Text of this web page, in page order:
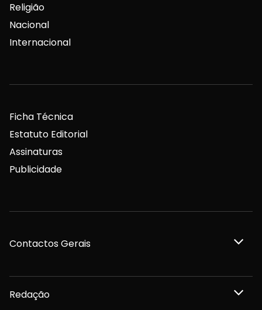
Religião
Nacional
Internacional
Ficha Técnica
Estatuto Editorial
Assinaturas
Publicidade
Contactos Gerais
Redação